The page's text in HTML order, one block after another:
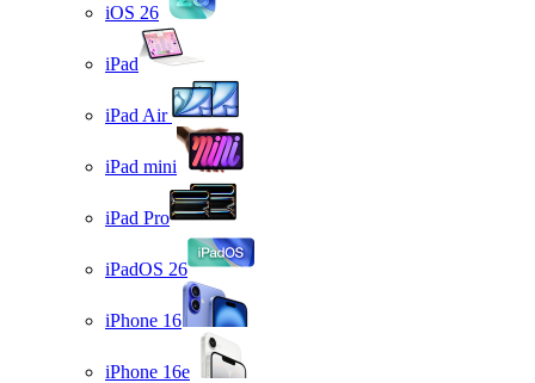
iOS 26
iPad
iPad Air
iPad mini
iPad Pro
iPadOS 26
iPhone 16
iPhone 16e